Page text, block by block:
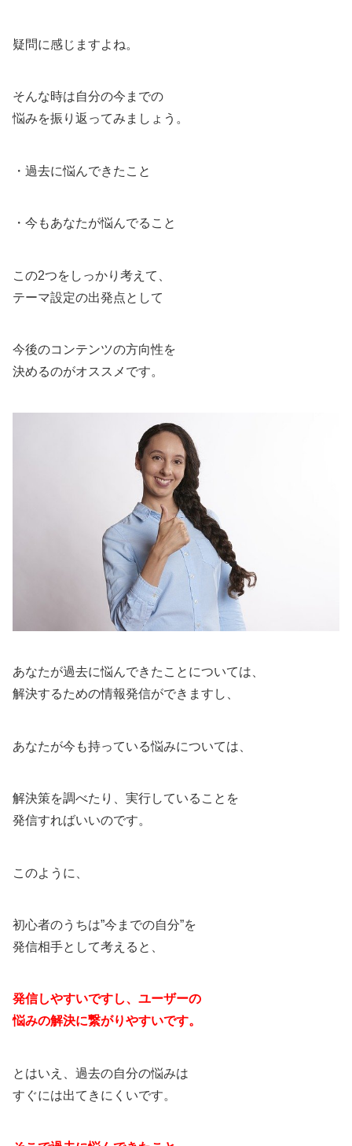
疑問に感じますよね。
そんな時は自分の今までの
悩みを振り返ってみましょう。
・過去に悩んできたこと
・今もあなたが悩んでること
この2つをしっかり考えて、
テーマ設定の出発点として
今後のコンテンツの方向性を
決めるのがオススメです。
あなたが過去に悩んできたことについては、
解決するための情報発信ができますし、
あなたが今も持っている悩みについては、
解決策を調べたり、実行していることを
発信すればいいのです。
このように、
初心者のうちは”今までの自分”を
発信相手として考えると、
発信しやすいですし、ユーザーの
悩みの解決に繋がりやすいです。
とはいえ、過去の自分の悩みは
すぐには出てきにくいです。